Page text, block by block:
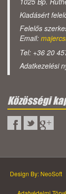
Kiadásért
Felelős
Email:
Tel: +36 20
Adatkezelési
Közösségi
Design By: NeoSoft